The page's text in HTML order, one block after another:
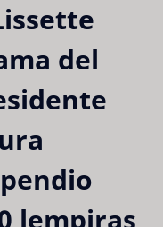
del
lempiras